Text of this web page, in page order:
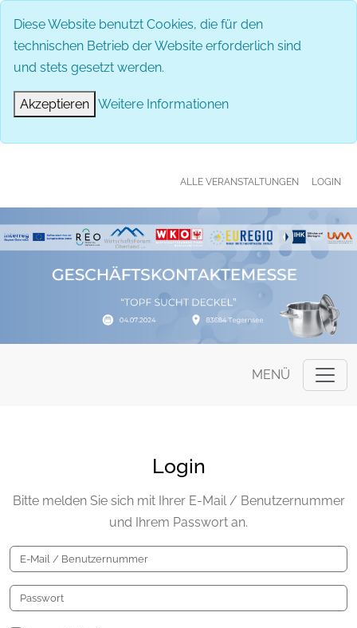
Diese Website benutzt Cookies, die für den
technischen Betrieb der Website erforderlich sind
und stets gesetzt werden.
Akzeptieren Weitere Informationen
ALLE VERANSTALTUNGEN LOGIN
MENÜ
MENÜ
Login
Bitte melden Sie sich mit Ihrer E-Mail / Benutzernummer
und Ihrem Passwort an.